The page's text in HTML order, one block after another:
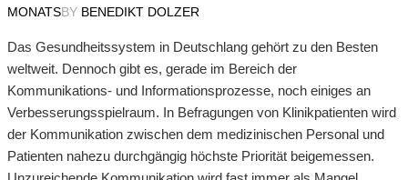
MONATSBY BENEDIKT DOLZER
Das Gesundheitssystem in Deutschlang gehört zu den Besten
weltweit. Dennoch gibt es, gerade im Bereich der
Kommunikations- und Informationsprozesse, noch einiges an
Verbesserungsspielraum. In Befragungen von Klinikpatienten wird
der Kommunikation zwischen dem medizinischen Personal und
Patienten nahezu durchgängig höchste Priorität beigemessen.